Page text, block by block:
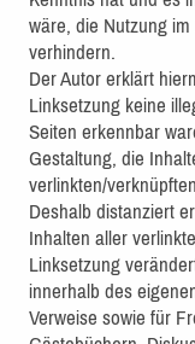
wäre, die Nutzung
verhindern.
Der Autor erklärt
Linksetzung keine
Seiten erkennbar
Gestaltung, die
verlinkten/
Deshalb distanziert
Inhalten aller
Linksetzung
innerhalb des
Verweise sowie für